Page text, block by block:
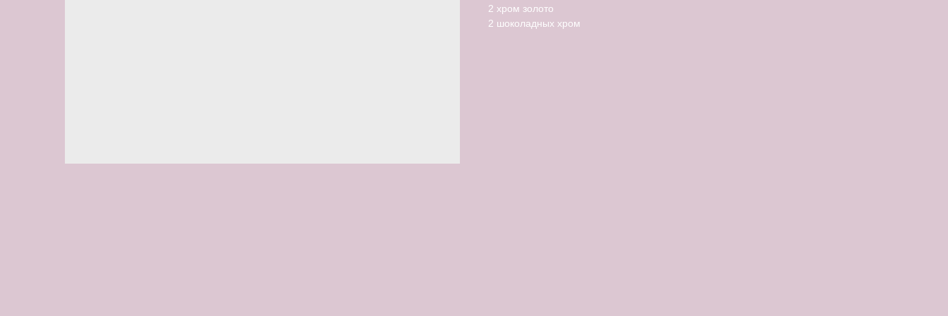
2 хром золото
2 шоколадных хром